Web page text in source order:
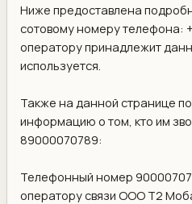
Ниже предоставлена
сотовому номеру телефона:
оператору принадлежит
используется.
Также на данной странице
информацию о том, кто им
89000070789:
Телефонный номер
оператору связи ООО Т2